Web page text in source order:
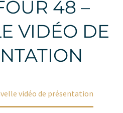
48 –
VIDÉO DE
vidéo de présentation